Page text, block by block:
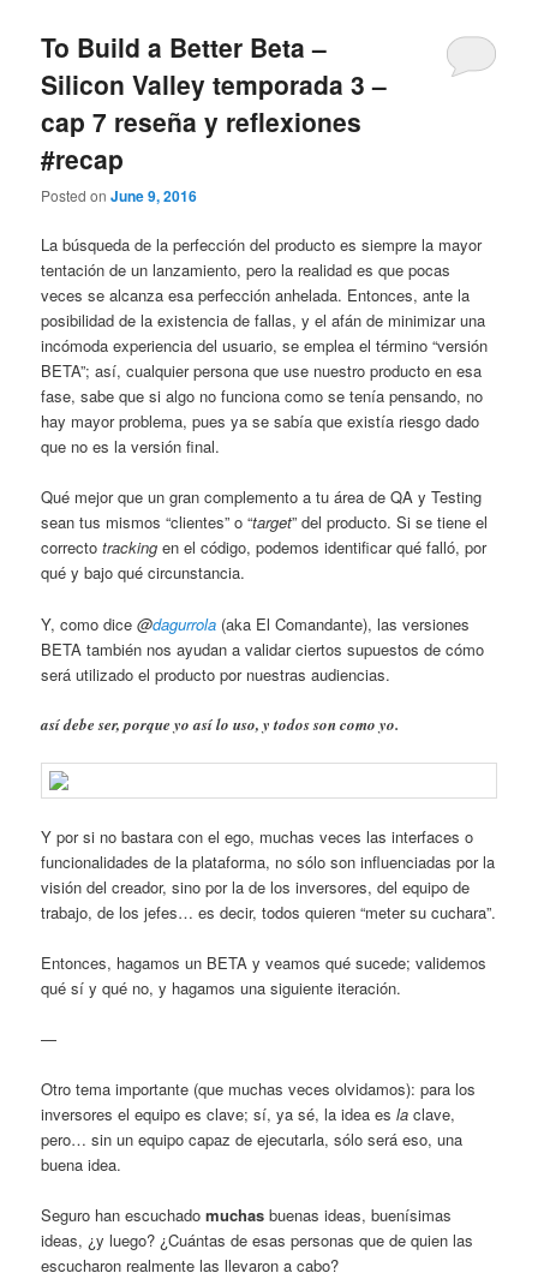
To Build a Better Beta –
Silicon Valley temporada 3 –
cap 7 reseña y reflexiones
#recap
Posted onJune 9, 2016
La búsqueda de la perfección del producto es siempre la mayor
tentación de un lanzamiento, pero la realidad es que pocas
veces se alcanza esa perfección anhelada. Entonces, ante la
posibilidad de la existencia de fallas, y el afán de minimizar una
incómoda experiencia del usuario, se emplea el término “versión
BETA”; así, cualquier persona que use nuestro producto en esa
fase, sabe que si algo no funciona como se tenía pensando, no
hay mayor problema, pues ya se sabía que existía riesgo dado
que no es la versión final.
Qué mejor que un gran complemento a tu área de QA y Testing
sean tus mismos “clientes” o “target” del producto. Si se tiene el
correcto trackingen el código, podemos identificar qué falló, por
qué y bajo qué circunstancia.
Y, como dice@dagurrola (aka El Comandante), las versiones
BETA también nos ayudan a validar ciertos supuestos de cómo
será utilizado el producto por nuestras audiencias.
así debe ser, porque yo así lo uso, y todos son como yo.
Y por si no bastara con el ego, muchas veces las interfaces o
funcionalidades de la plataforma, no sólo son influenciadas por la
visión del creador, sino por la de los inversores, del equipo de
trabajo, de los jefes… es decir, todos quieren “meter su cuchara”.
Entonces, hagamos un BETA y veamos qué sucede; validemos
qué sí y qué no, y hagamos una siguiente iteración.
—
Otro tema importante (que muchas veces olvidamos): para los
inversores el equipo es clave; sí, ya sé, la idea esla clave,
pero… sin un equipo capaz de ejecutarla, sólo será eso, una
buena idea.
Seguro han escuchadomuchas buenas ideas, buenísimas
ideas, ¿y luego? ¿Cuántas de esas personas que de quien las
escucharon realmente las llevaron a cabo?